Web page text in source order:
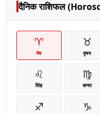
दैनिक राशिफल
♈
मेष
♉
वृषभ
♌
सिंह
♍
कन्या
♐ ♑